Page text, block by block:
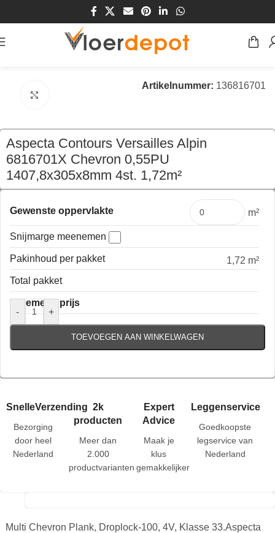
/Vloeren/PVC Vloeren
Artikelnummer: 136816701
Aspecta Contours Versailles Alpin
6816701X Chevron 0,55PU
1407,8x305x8mm 4st. 1,72m²
€77,00 per pak
Gewenste oppervlakte m²
Snijmarge meenemen
Pakinhoud per pakket
1,72 m²
Total pakket
Algemene prijs
-
+
TOEVOEGEN AAN WINKELWAGEN
SnelleVerzending
Bezorging
door heel
Nederland
2k
producten
Meer dan
2.000
productvarianten
Expert
Advice
Maak je
klus
gemakkelijker
Leggenservice
Goedkoopste
legservice van
Nederland
Multi Chevron Plank, Droplock-100, 4V, Klasse 33.Aspecta